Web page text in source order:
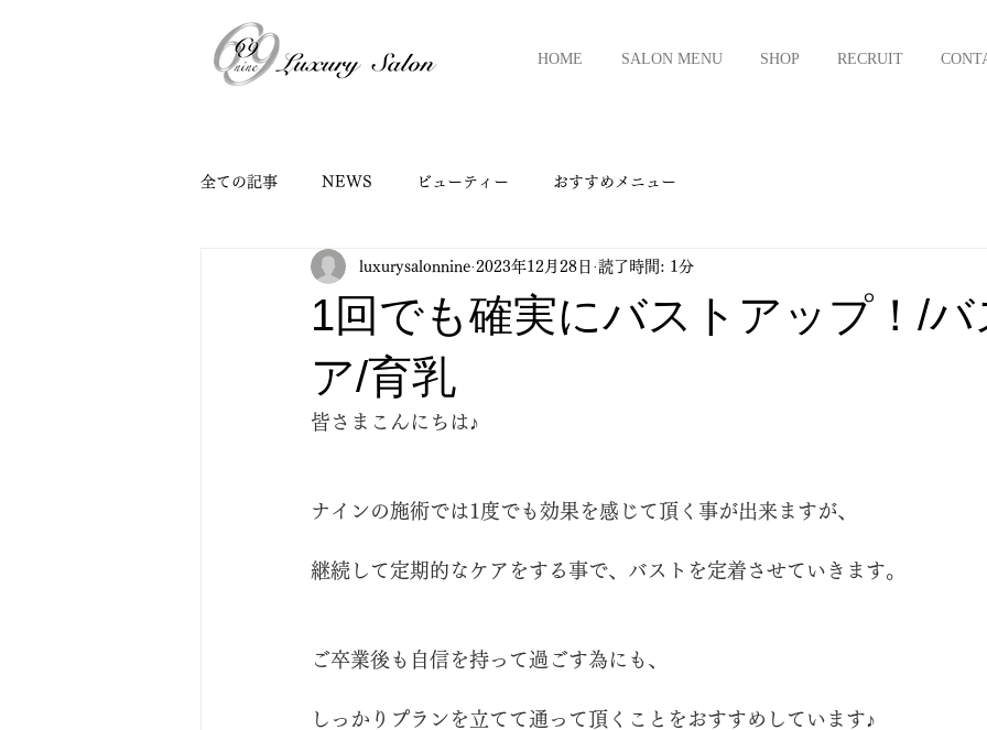
HOME SALON MENU SHOP RECRUIT
全ての記事 NEWS ビューティー おすすめメニュー
1回でも確実にバストアップ！/
ア/育乳
luxurysalonnine 2023年12月28日 読了時間: 1分
皆さまこんにちは♪
ナインの施術では1度でも効果を感じて頂く事が出来ますが、
継続して定期的なケアをする事で、バストを定着させていきます。
ご卒業後も自信を持って過ごす為にも、
しっかりプランを立てて通って頂くことをおすすめしています♪